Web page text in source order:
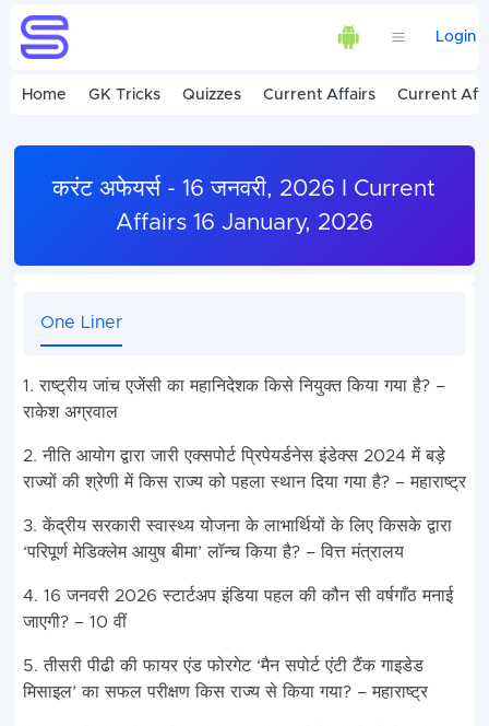
Login
Home GK Tricks Quizzes Current Affairs Current
करंट अफेयर्स - 16 जनवरी, 2026 I Current
Affairs 16 January, 2026
One Liner
1. राष्ट्रीय जांच एजेंसी का महानिदेशक किसे नियुक्त किया गया है? –
राकेश अग्रवाल
2. नीति आयोग द्वारा जारी एक्सपोर्ट प्रिपेयर्डनेस इंडेक्स 2024 में बड़े
राज्यों की श्रेणी में किस राज्य को पहला स्थान दिया गया है? – महाराष्ट्र
3. केंद्रीय सरकारी स्वास्थ्य योजना के लाभार्थियों के लिए किसके द्वारा
‘परिपूर्ण मेडिक्लेम आयुष बीमा’ लॉन्च किया है? – वित्त मंत्रालय
4. 16 जनवरी 2026 स्टार्टअप इंडिया पहल की कौन सी वर्षगाँठ मनाई
जाएगी? – 10 वीं
5. तीसरी पीढी की फायर एंड फोरगेट ‘मैन सपोर्ट एंटी टैंक गाइडेड
मिसाइल’ का सफल परीक्षण किस राज्य से किया गया? – महाराष्ट्र